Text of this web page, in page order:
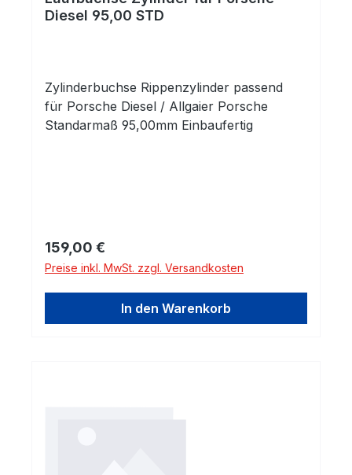
Diesel 95,00 STD
Zylinderbuchse Rippenzylinder passend
für Porsche Diesel / Allgaier Porsche
Standarmaß 95,00mm Einbaufertig
Regulärer Preis:
159,00 €
Preise inkl. MwSt. zzgl. Versandkosten
In den Warenkorb